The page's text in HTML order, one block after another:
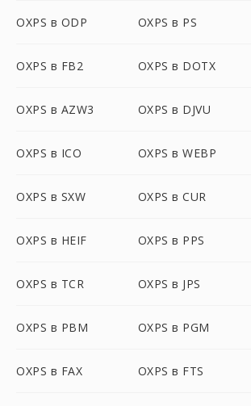
OXPS в ODP OXPS в PS
OXPS в FB2 OXPS в DOTX
OXPS в AZW3 OXPS в DJVU
OXPS в ICO OXPS в WEBP
OXPS в SXW OXPS в CUR
OXPS в HEIF OXPS в PPS
OXPS в TCR OXPS в JPS
OXPS в PBM OXPS в PGM
OXPS в FAX OXPS в FTS